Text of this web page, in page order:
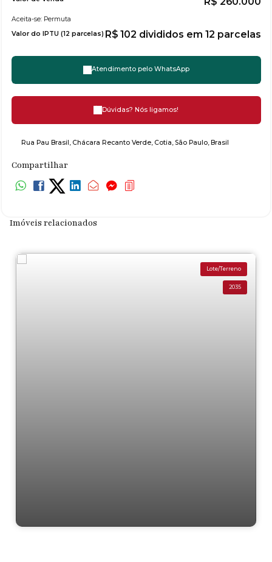
Aceita-se: Permuta
Valor do IPTU (12 parcelas) R$ 102 divididos em 12 parcelas
Atendimento pelo WhatsApp
Dúvidas? Nós ligamos!
Rua Pau Brasil Chácara Recanto Verde, Cotia São Paulo, Brasil
Compartilhar
Imóveis relacionados
Lote/Terreno
2035